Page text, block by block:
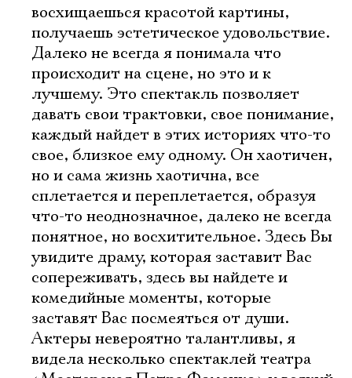
восхищаешься красотой картины,
получаешь эстетическое удовольствие.
Далеко не всегда я понимала что
происходит на сцене, но это и к
лучшему. Это спектакль позволяет
давать свои трактовки, свое понимание,
каждый найдет в этих историях что-то
свое, близкое ему одному. Он хаотичен,
но и сама жизнь хаотична, все
сплетается и переплетается, образуя
что-то неоднозначное, далеко не всегда
понятное, но восхитительное. Здесь Вы
увидите драму, которая заставит Вас
сопереживать, здесь вы найдете и
комедийные моменты, которые
заставят Вас посмеяться от души.
Актеры невероятно талантливы, я
видела несколько спектаклей театра
Электропочта
Имя
Ознакомиться